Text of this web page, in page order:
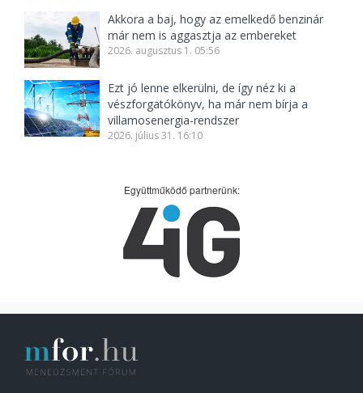
Akkora a baj, hogy az emelkedő benzinár
már nem is aggasztja az embereket
2026. augusztus 1. 05:56
Ezt jó lenne elkerülni, de így néz ki a
vészforgatókönyv, ha már nem bírja a
villamosenergia-rendszer
2026. július 31. 16:10
Együttműködő partnerünk: